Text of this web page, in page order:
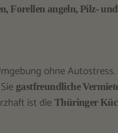
Forellen angeln, Pilz- und
ohne
gastfreundliche
ist die Thüringer